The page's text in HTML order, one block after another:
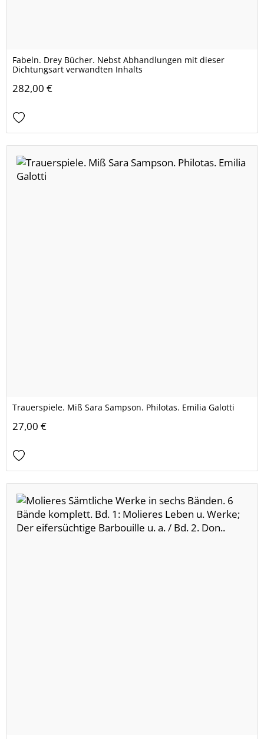
Fabeln. Drey Bücher. Nebst Abhandlungen mit dieser
Dichtungsart verwandten Inhalts
282,00 €
Trauerspiele. Miß Sara Sampson. Philotas. Emilia Galotti
27,00 €